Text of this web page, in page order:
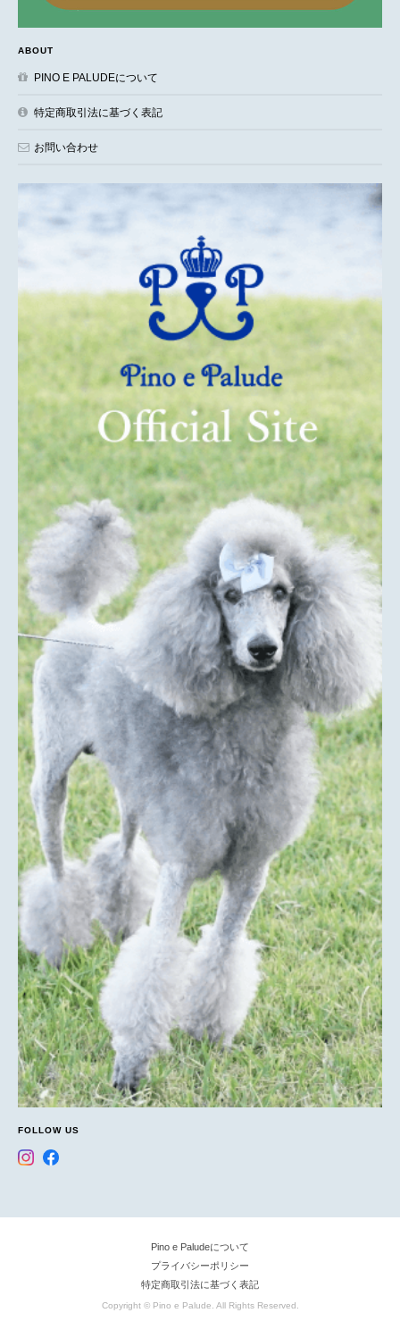
ABOUT
PINO E PALUDEについて
特定商取引法に基づく表記
お問い合わせ
FOLLOW US
Pino e Paludeについて
プライバシーポリシー
特定商取引法に基づく表記
Copyright © Pino e Palude. All Rights Reserved.